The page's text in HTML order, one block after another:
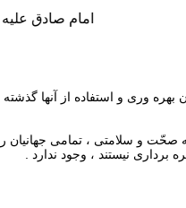
امام صادق
‏ورى و استفاده از آن‏ها
و سلامتى ، تمامى جهانيان
نيستند ، وجود ندارد .